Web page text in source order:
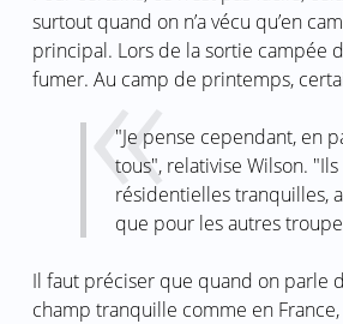
surtout quand on n’a vécu qu’en
principal. Lors de la sortie campée
fumer. Au camp de printemps,
"Je pense cependant, en
tous", relativise Wilson.
résidentielles tranquilles,
que pour les autres
Il faut préciser que quand on parle
champ tranquille comme en